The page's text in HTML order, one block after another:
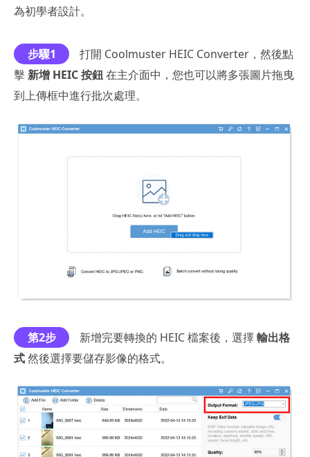
為初學者設計。
步驟1
打開 Coolmuster HEIC Converter，然後點
擊新增 HEIC 按鈕在主介面中，您也可以將多張圖片拖曳
到上傳框中進行批次處理。
第2步 新增完要轉換的 HEIC 檔案後，選擇輸出格
式然後選擇要儲存影像的格式。